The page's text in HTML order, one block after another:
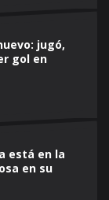
jugó,
gol en
está en la
en su